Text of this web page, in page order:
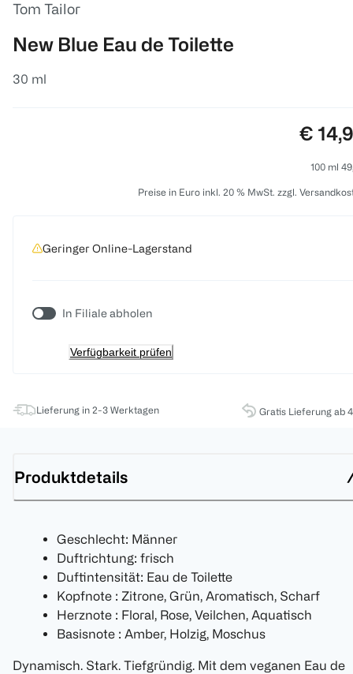
Tom Tailor
New Blue Eau de Toilette
30 ml
Preis:
€
100 ml
Preise in Euro inkl. 20 % MwSt. zzgl.
Geringer Online-Lagerstand
In Filiale abholen
Verfügbarkeit prüfen
Lieferung in 2-3 Werktagen Gratis Lieferung ab
Produktdetails
Geschlecht: Männer
Duftrichtung: frisch
Duftintensität: Eau de Toilette
Kopfnote : Zitrone, Grün, Aromatisch, Scharf
Herznote : Floral, Rose, Veilchen, Aquatisch
Basisnote : Amber, Holzig, Moschus
Dynamisch. Stark. Tiefgründig. Mit dem veganen Eau de